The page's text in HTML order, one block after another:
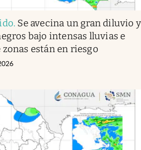
. Se avecina un gran diluvio y
bajo intensas lluvias e
están en riesgo